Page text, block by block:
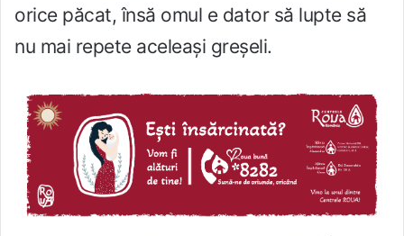
orice păcat, însă omul e dator să lupte să
nu mai repete aceleași greșeli.